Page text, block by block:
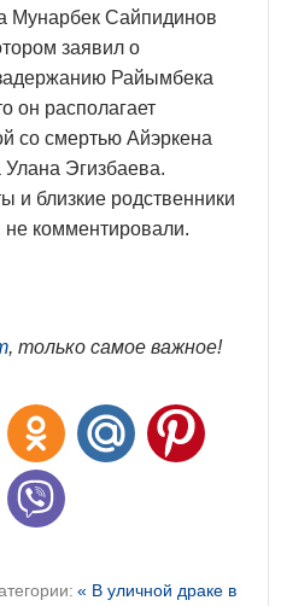
Мунарбек Сайпидинов
заявил о
Райымбека
он располагает
со смертью Айэркена
Эгизбаева.
и близкие родственники
не комментировали.
, только самое важное!
« В уличной драке в